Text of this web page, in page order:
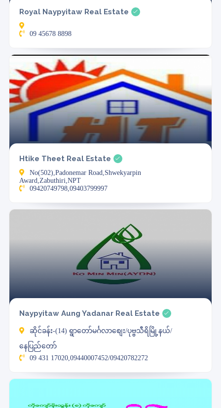
Royal Naypyitaw Real Estate
09 45678 8898
Htike Theet Real Estate
No(502),Padonemar Road,Shwekyarpin
Award,Zabuthiri,NPT
09420749798,09403799997
Naypyitaw Aung Yadanar Real Estate
ဆိုင်ခန်း-(14) ရွာတော်မင်္ဂလာစျေး/ပုဗ္ဗသီရိမြို့နယ်/
နေပြည်တော်
09 431 17020,09440007452/09420782272